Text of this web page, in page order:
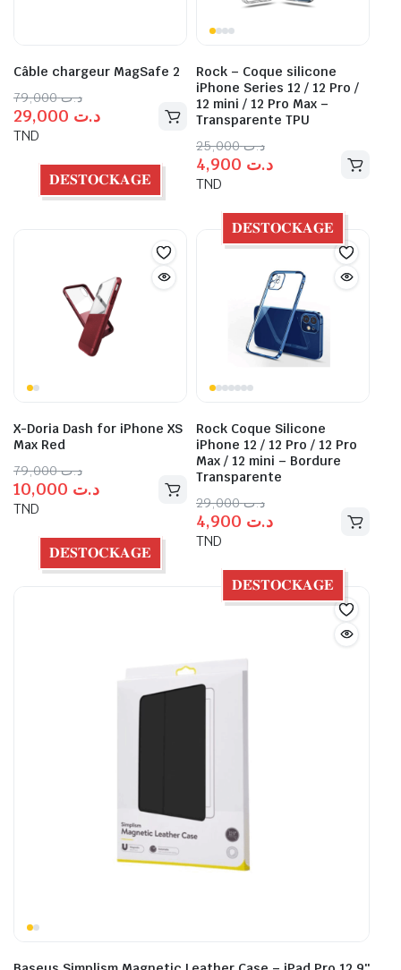
Câble chargeur MagSafe 2
د.ت79,000
د.ت
TND
𝐃𝐄́𝐒𝐓𝐎𝐂𝐊𝐀𝐆𝐄
Rock – Coque silicone
iPhone Series 12 / 12 Pro /
12 mini / 12 Pro Max –
Transparente TPU
د.ت25,000
د.ت
TND
𝐃𝐄́𝐒𝐓𝐎𝐂𝐊𝐀𝐆𝐄
X-Doria Dash for iPhone XS
Max Red
د.ت79,000
د.ت
TND
𝐃𝐄́𝐒𝐓𝐎𝐂𝐊𝐀𝐆𝐄
Rock Coque Silicone
iPhone 12 / 12 Pro / 12 Pro
Max / 12 mini – Bordure
Transparente
د.ت29,000
د.ت
TND
𝐃𝐄́𝐒𝐓𝐎𝐂𝐊𝐀𝐆𝐄